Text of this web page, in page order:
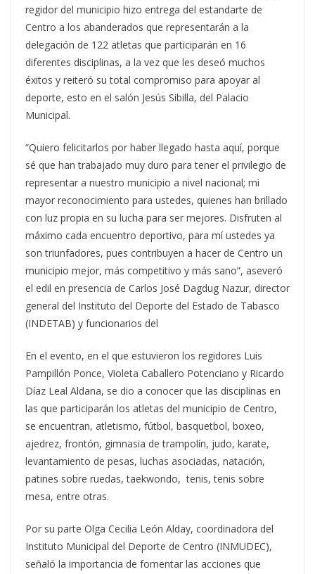
regidor del municipio hizo entrega del estandarte de
Centro a los abanderados que representarán a la
delegación de 122 atletas que participarán en 16
diferentes disciplinas, a la vez que les deseó muchos
éxitos y reiteró su total compromiso para apoyar al
deporte, esto en el salón Jesús Sibilla, del Palacio
Municipal.
“Quiero felicitarlos por haber llegado hasta aquí, porque
sé que han trabajado muy duro para tener el privilegio de
representar a nuestro municipio a nivel nacional; mi
mayor reconocimiento para ustedes, quienes han brillado
con luz propia en su lucha para ser mejores. Disfruten al
máximo cada encuentro deportivo, para mí ustedes ya
son triunfadores, pues contribuyen a hacer de Centro un
municipio mejor, más competitivo y más sano”, aseveró
el edil en presencia de Carlos José Dagdug Nazur, director
general del Instituto del Deporte del Estado de Tabasco
(INDETAB) y funcionarios del
En el evento, en el que estuvieron los regidores Luis
Pampillón Ponce, Violeta Caballero Potenciano y Ricardo
Díaz Leal Aldana, se dio a conocer que las disciplinas en
las que participarán los atletas del municipio de Centro,
se encuentran, atletismo, fútbol, basquetbol, boxeo,
ajedrez, frontón, gimnasia de trampolín, judo, karate,
levantamiento de pesas, luchas asociadas, natación,
patines sobre ruedas, taekwondo, tenis, tenis sobre
mesa, entre otras.
Por su parte Olga Cecilia León Alday, coordinadora del
Instituto Municipal del Deporte de Centro (INMUDEC),
señaló la importancia de fomentar las acciones que